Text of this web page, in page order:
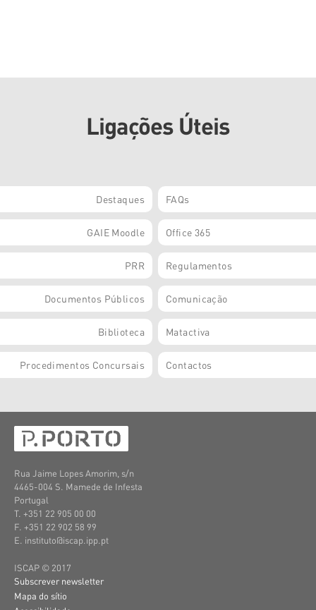
Ligações Úteis
Destaques FAQs
GAIE Moodle Office 365
PRR Regulamentos
Documentos Públicos Comunicação
Biblioteca Matactiva
Procedimentos Concursais Contactos
Rua Jaime Lopes Amorim, s/n
4465-004 S. Mamede de Infesta
Portugal
T. +351 22 905 00 00
F. +351 22 902 58 99
E. instituto@iscap.ipp.pt
ISCAP © 2017
Subscrever newsletter
Mapa do sítio